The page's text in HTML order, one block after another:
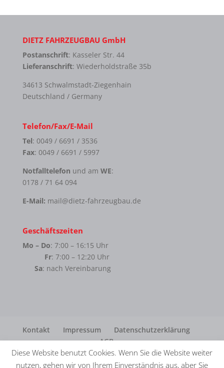
DIETZ FAHRZEUGBAU GmbH
Postanschrift: Kasseler Str. 44
Lieferanschrift: Wiederholdstraße 35b
34613 Schwalmstadt-Ziegenhain
Deutschland / Germany
Telefon/Fax/E-Mail
Tel: 0049 / 6691 / 3536
Fax: 0049 / 6691 / 5997
Notfalltelefon und am WE:
0178 / 71 64 094
E-Mail: mail@dietz-fahrzeugbau.de
Geschäftszeiten
Mo – Do: 7:00 – 16:15 Uhr
Fr: 7:00 – 12:20 Uhr
Sa: nach Vereinbarung
Kontakt Impressum
Datenschutzerklärung
AGB
Diese Website benutzt Cookies. Wenn Sie die Website weiter
nutzen, gehen wir von Ihrem Einverständnis aus, aber Sie